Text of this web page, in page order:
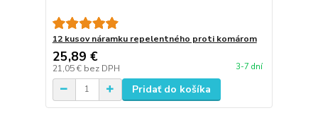
12 kusov náramku repelentného proti komárom
25,89 €
21,05 € bez DPH 3-7 dní
Pridať do košíka